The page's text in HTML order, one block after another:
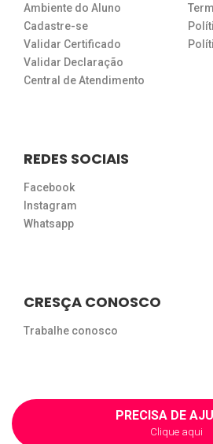
Ambiente do Aluno
Cadastre-se
Validar Certificado
Validar Declaração
Central de Atendimento
REDES SOCIAIS
Facebook
Instagram
Whatsapp
CRESÇA CONOSCO
Trabalhe conosco
PRECISA DE
Clique aqui